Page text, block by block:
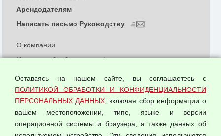
О компании
Политика обработки и конфиденциальности
Согласием на обработку персональных данных
Оферта оптовой купли-продажи
Публичная оферта
Арендодателям
Написать письмо Руководству
Оставаясь на нашем сайте, вы соглашаетесь с
ПОЛИТИКОЙ ОБРАБОТКИ И КОНФИДЕНЦИАЛЬНОСТИ
ПЕРСОНАЛЬНЫХ ДАННЫХ, включая сбор информации о
вашем местоположении, типе, языке и версии
операционной системы и браузера, а также данных об